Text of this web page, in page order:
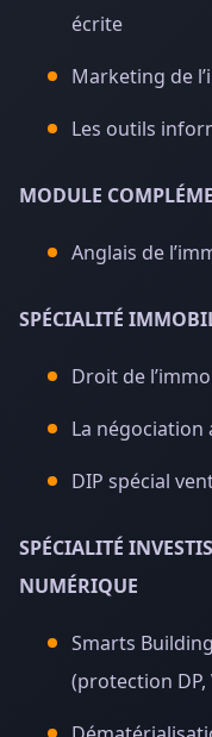
écrite
Marketing de
Les outils
MODULE
Anglais de
SPÉCIALITÉ
Droit de
La
DIP spécial
SPÉCIALITÉ
NUMÉRIQUE
Smarts
(protection DP,